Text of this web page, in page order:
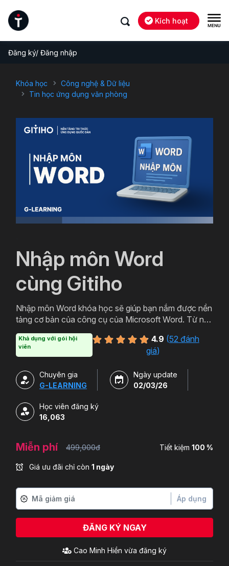
Kích hoạt
Đăng ký/ Đăng nhập
Khóa học
Công nghệ & Dữ liệu
Tin học ứng dụng văn phòng
Nhập môn Word
cùng Gitiho
Nhập môn Word khóa học sẽ giúp bạn nắm được nền
tảng cơ bản của công cụ của Microsoft Word. Từ nên
soạn thảo các loại văn bản từ cơ bản đến văn bản
hành chính, thậm chí cả các loại văn bản chuyên
Gitiho ngay hôm nay nào.
Khả dụng với gói hội
viên
4.9 (52 đánh
giá)
Chuyên gia
G-LEARNING
Ngày update
02/03/26
Học viên đăng ký
16,063
Miễn phí 499,000đ Tiết kiệm 100 %
Giá ưu đãi chỉ còn 1 ngày
Áp dụng
ĐĂNG KÝ NGAY
Cao Minh Hiền vừa đăng ký